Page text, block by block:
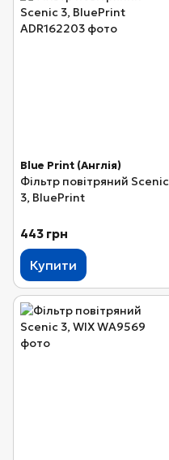
Blue Print (Англія)
Фільтр повітряний Scenic
3, BluePrint
443 грн
Купити